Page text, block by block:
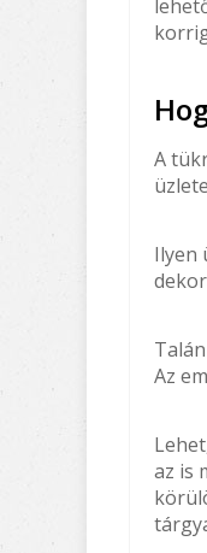
A
Ilyen
Az
az is